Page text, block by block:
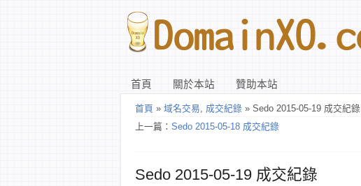
首頁 關於本站 贊助本站
首頁 » 域名交易, 成交紀錄 » Sedo 2015-05-19 成交紀錄
上一篇： Sedo 2015-05-18 成交紀錄
Sedo 2015-05-19 成交紀錄